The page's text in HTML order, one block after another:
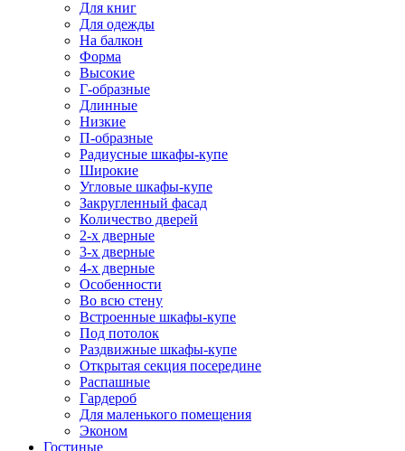
Для книг
Для одежды
На балкон
Форма
Высокие
Г-образные
Длинные
Низкие
П-образные
Радиусные шкафы-купе
Широкие
Угловые шкафы-купе
Закругленный фасад
Количество дверей
2-х дверные
3-х дверные
4-х дверные
Особенности
Во всю стену
Встроенные шкафы-купе
Под потолок
Раздвижные шкафы-купе
Открытая секция посередине
Распашные
Гардероб
Для маленького помещения
Эконом
Гостиные